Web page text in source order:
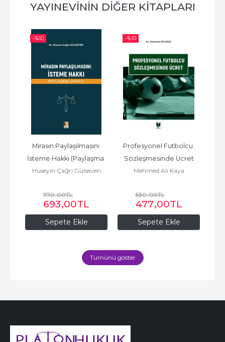
YAYINEVININ DIĞER KITAPLARI
-%10
Sepete Ekle
Mirasın Paylaşılmasını
İsteme Hakkı (Paylaşma
Davası)
Hüseyin Çağrı Gülseven
770,00TL
693,00TL
-%10
Sepete Ekle
Profesyonel Futbolcu
Sözleşmesinde Ücret
Mehmed Ali Kaya
530,00TL
477,00TL
Tümünü göster